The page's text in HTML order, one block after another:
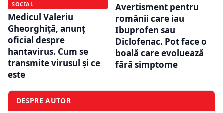
SOCIAL
Medicul Valeriu
Gheorghiță, anunț
oficial despre
hantavirus. Cum se
transmite virusul și ce
este
Avertisment pentru
românii care iau
Ibuprofen sau
Diclofenac. Pot face o
boală care evoluează
fără simptome
DESPRE AUTOR